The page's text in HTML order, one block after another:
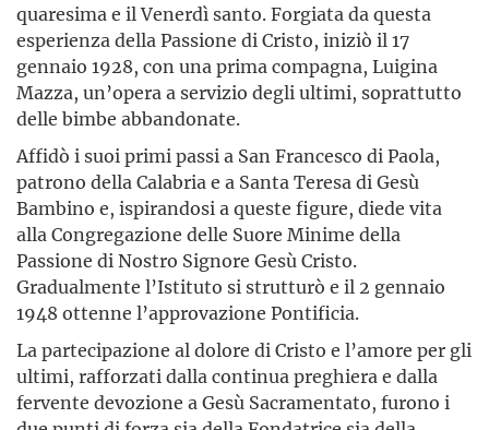
quaresima e il Venerdì santo. Forgiata da questa
esperienza della Passione di Cristo, iniziò il 17
gennaio 1928, con una prima compagna, Luigina
Mazza, un’opera a servizio degli ultimi, soprattutto
delle bimbe abbandonate.
Affidò i suoi primi passi a San Francesco di Paola,
patrono della Calabria e a Santa Teresa di Gesù
Bambino e, ispirandosi a queste figure, diede vita
alla Congregazione delle Suore Minime della
Passione di Nostro Signore Gesù Cristo.
Gradualmente l’Istituto si strutturò e il 2 gennaio
1948 ottenne l’approvazione Pontificia.
La partecipazione al dolore di Cristo e l’amore per gli
ultimi, rafforzati dalla continua preghiera e dalla
fervente devozione a Gesù Sacramentato, furono i